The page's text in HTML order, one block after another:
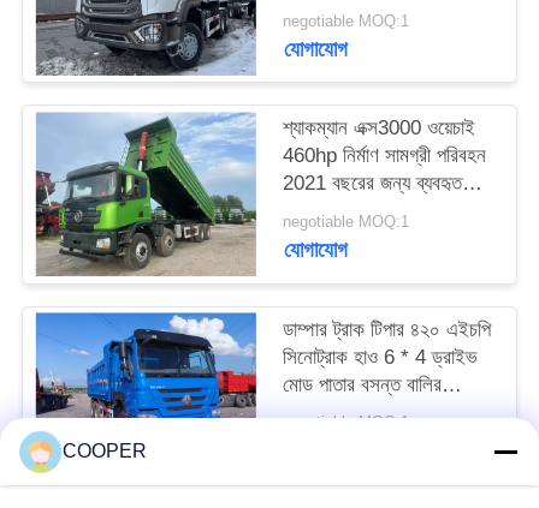
টন লোডিং ইউরো 3
negotiable MOQ:1
যোগাযোগ
শ্যাকম্যান এক্স3000 ওয়েচাই
460hp নির্মাণ সামগ্রী পরিবহন
2021 বছরের জন্য ব্যবহৃত
ট্যাপার ট্রাক হ্যান্ড এক্সেল
negotiable MOQ:1
যোগাযোগ
ডাম্পার ট্রাক টিপার ৪২০ এইচপি
সিনোট্রাক হাও 6 * 4 ড্রাইভ
মোড পাতার বসন্ত বালির
পরিবহন এলএইচডি
negotiable MOQ:1
COOPER